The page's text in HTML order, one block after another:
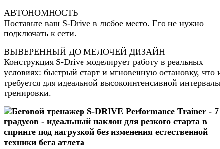
АВТОНОМНОСТЬ
Поставьте ваш S-Drive в любое место. Его не нужно
подключать к сети.
ВЫВЕРЕННЫЙ ДО МЕЛОЧЕЙ ДИЗАЙН
Конструкция S-Drive моделирует работу в реальных
условиях: быстрый старт и мгновенную остановку, что
требуется для идеальной высокоинтенсивной
тренировки.